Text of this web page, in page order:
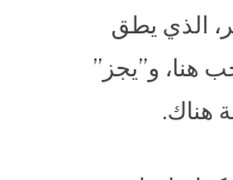
الذي يطق
هنا، و”يجز”
هناك.